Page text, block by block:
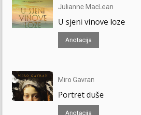
Julianne MacLean
U sjeni vinove loze
Anotacija
Miro Gavran
Portret duše
Anotacija